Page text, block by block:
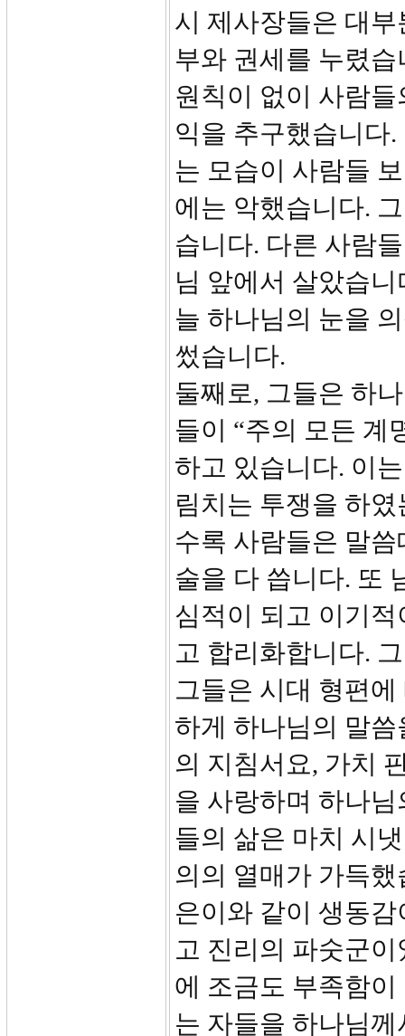
시 제사장들은 대
부와 권세를 누렸
원칙이 없이 사람
익을 추구했습니다
는 모습이 사람들
에는 악했습니다.
습니다. 다른 사람
님 앞에서 살았습
늘 하나님의 눈을
썼습니다.
둘째로, 그들은 하
들이 “주의 모든 계
하고 있습니다. 이
림치는 투쟁을 하
수록 사람들은 말
술을 다 씁니다. 또
심적이 되고 이기
고 합리화합니다.
그들은 시대 형편
하게 하나님의 말
의 지침서요, 가치
을 사랑하며 하나
들의 삶은 마치 시
의의 열매가 가득
은이와 같이 생동
고 진리의 파숫군
에 조금도 부족함
는 자들을 하나님